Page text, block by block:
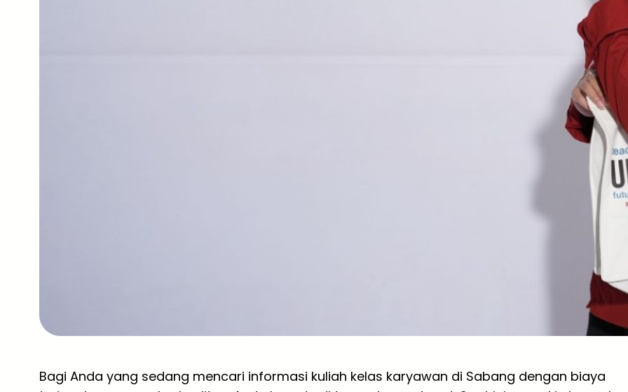
Bagi Anda yang sedang mencari informasi kuliah kelas karyawan di Sabang dengan biaya